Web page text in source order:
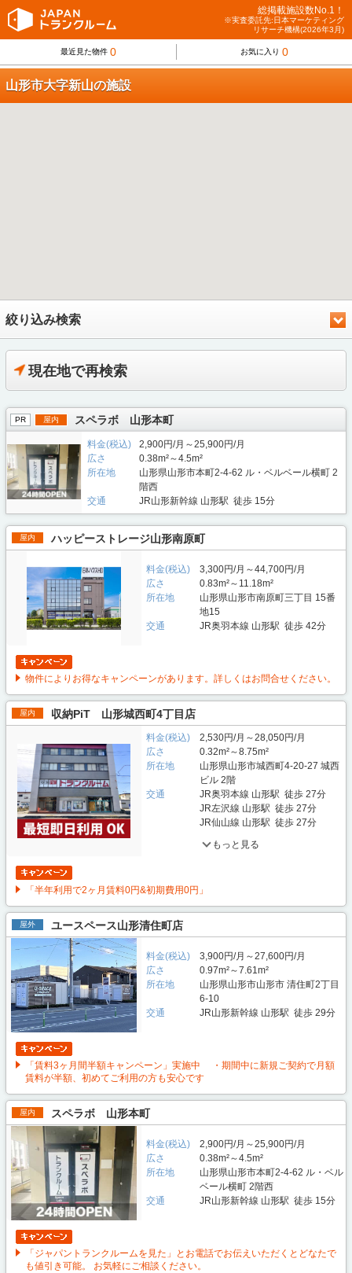
総掲載施設数No.1！
※実査委託先:日本マーケティング
リサーチ機構(2026年3月)
最近見た物件 0 お気に入り 0
山形市大字新山の施設
絞り込み検索
現在地で再検索
PR 屋内 スペラボ 山形本町
料金(税込)
2,900円/月～25,900円/月
広さ
0.38m²～4.5m²
所在地
山形県山形市本町2-4-62 ル・ベルベール横町 2
階西
交通
JR山形新幹線 山形駅 徒歩 15分
屋内 ハッピーストレージ山形南原町
料金(税込)
3,300円/月～44,700円/月
広さ
0.83m²～11.18m²
所在地
山形県山形市南原町三丁目 15番
地15
交通
JR奥羽本線 山形駅 徒歩 42分
物件によりお得なキャンペーンがあります。詳しくはお問合せください。
屋内 収納PiT 山形城西町4丁目店
料金(税込)
2,530円/月～28,050円/月
広さ
0.32m²～8.75m²
所在地
山形県山形市城西町4-20-27 城西
ビル 2階
交通
JR奥羽本線 山形駅 徒歩 27分
JR左沢線 山形駅 徒歩 27分
JR仙山線 山形駅 徒歩 27分
もっと見る
「半年利用で2ヶ月賃料0円&初期費用0円」
屋外 ユースペース山形清住町店
料金(税込)
3,900円/月～27,600円/月
広さ
0.97m²～7.61m²
所在地
山形県山形市山形市 清住町2丁目
6-10
交通
JR山形新幹線 山形駅 徒歩 29分
「賃料3ヶ月間半額キャンペーン」実施中 ・期間中に新規ご契約で月額
賃料が半額、初めてご利用の方も安心です
屋内 スペラボ 山形本町
料金(税込)
2,900円/月～25,900円/月
広さ
0.38m²～4.5m²
所在地
山形県山形市本町2-4-62 ル・ベル
ベール横町 2階西
交通
JR山形新幹線 山形駅 徒歩 15分
「ジャパントランクルームを見た」とお電話でお伝えいただくとどなたで
も値引き可能。 お気軽にご相談ください。